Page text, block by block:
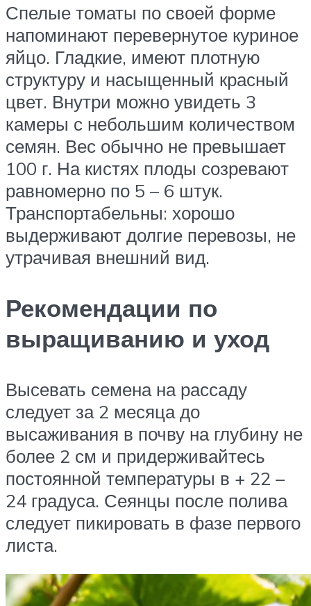
Спелые томаты по своей форме
напоминают перевернутое куриное
яйцо. Гладкие, имеют плотную
структуру и насыщенный красный
цвет. Внутри можно увидеть 3
камеры с небольшим количеством
семян. Вес обычно не превышает
100 г. На кистях плоды созревают
равномерно по 5 – 6 штук.
Транспортабельны: хорошо
выдерживают долгие перевозы, не
утрачивая внешний вид.
Рекомендации по
выращиванию и уход
Высевать семена на рассаду
следует за 2 месяца до
высаживания в почву на глубину не
более 2 см и придерживайтесь
постоянной температуры в + 22 –
24 градуса. Сеянцы после полива
следует пикировать в фазе первого
листа.